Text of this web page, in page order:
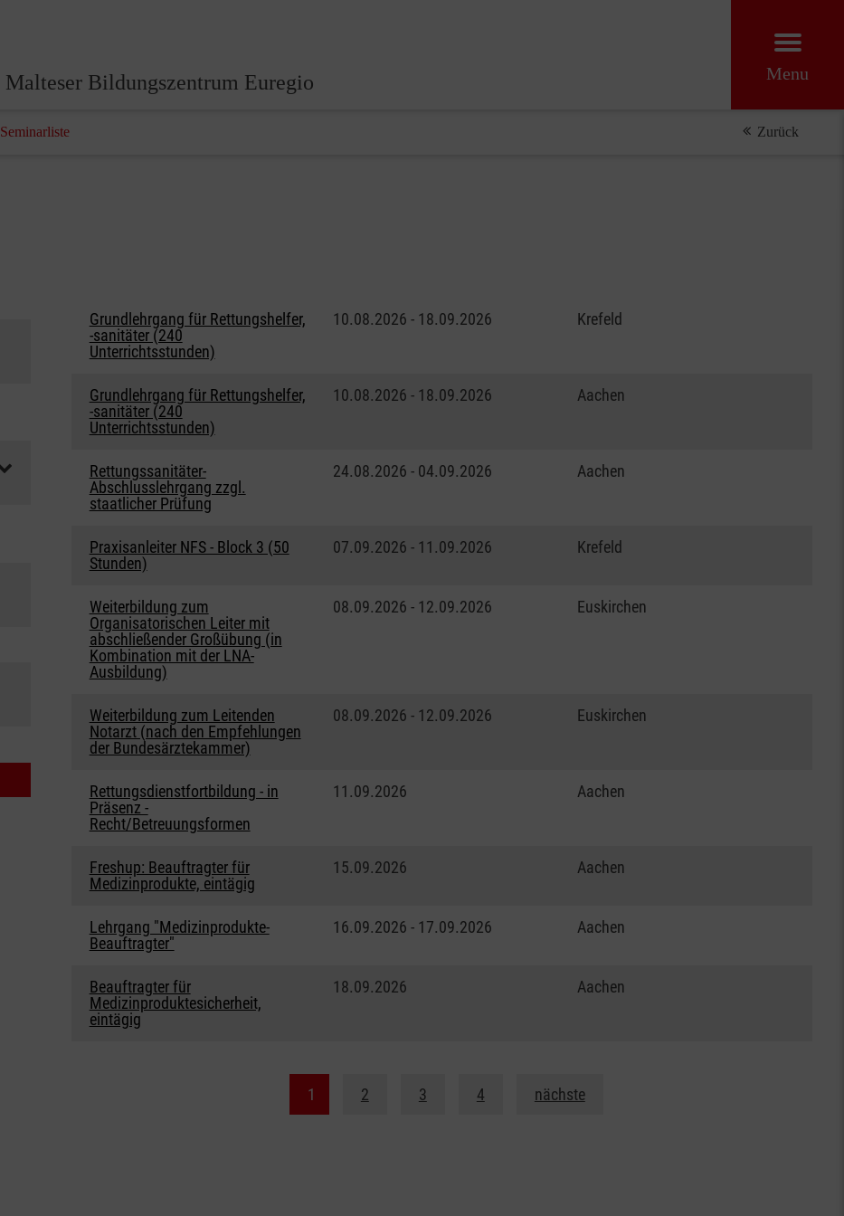
Malteser Bildungszentrum Euregio Menu
Seminarliste Zurück
Grundlehrgang für Rettungshelfer,
-sanitäter (240
Unterrichtsstunden)
10.08.2026 - 18.09.2026 Krefeld
Grundlehrgang für Rettungshelfer,
-sanitäter (240
Unterrichtsstunden)
10.08.2026 - 18.09.2026 Aachen
Rettungssanitäter-
Abschlusslehrgang zzgl.
staatlicher Prüfung
24.08.2026 - 04.09.2026 Aachen
Praxisanleiter NFS - Block 3 (50
Stunden)
07.09.2026 - 11.09.2026 Krefeld
Weiterbildung zum
Organisatorischen Leiter mit
abschließender Großübung (in
Kombination mit der LNA-
Ausbildung)
08.09.2026 - 12.09.2026 Euskirchen
Weiterbildung zum Leitenden
Notarzt (nach den Empfehlungen
der Bundesärztekammer)
08.09.2026 - 12.09.2026 Euskirchen
Rettungsdienstfortbildung - in
Präsenz -
Recht/Betreuungsformen
11.09.2026 Aachen
Freshup: Beauftragter für
Medizinprodukte, eintägig
15.09.2026 Aachen
Lehrgang "Medizinprodukte-
Beauftragter"
16.09.2026 - 17.09.2026 Aachen
Beauftragter für
Medizinproduktesicherheit,
eintägig
18.09.2026 Aachen
1 2 3 4 nächste